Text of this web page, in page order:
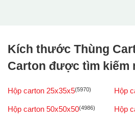
Kích thước Thùng
Carton được tìm kiếm
Hộp carton 25x35x5(5970) Hộp
Hộp carton 50x50x50(4986) Hộp